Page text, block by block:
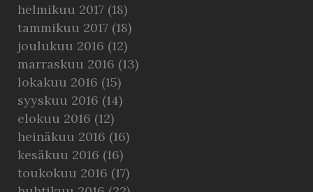
helmikuu 2017 (18)
tammikuu 2017 (18)
joulukuu 2016 (12)
marraskuu 2016 (13)
lokakuu 2016 (15)
syyskuu 2016 (14)
elokuu 2016 (12)
heinäkuu 2016 (16)
kesäkuu 2016 (16)
toukokuu 2016 (17)